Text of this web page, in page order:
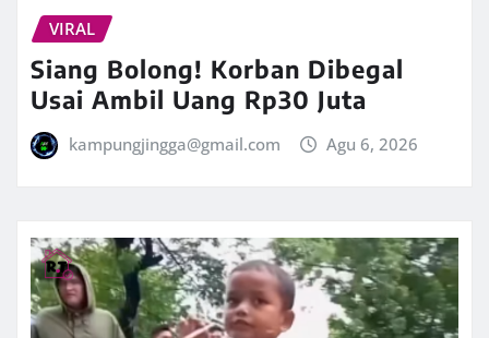
VIRAL
Siang Bolong! Korban Dibegal
Usai Ambil Uang Rp30 Juta
kampungjingga@gmail.com Agu 6, 2026